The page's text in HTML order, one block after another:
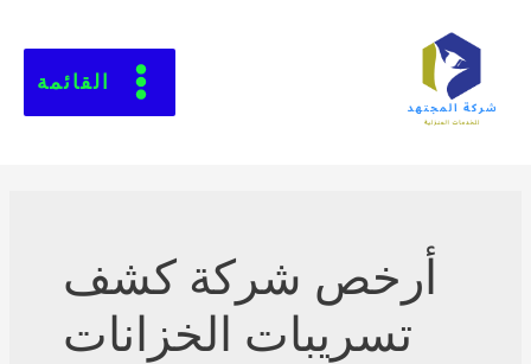
القائمة
أرخص شركة كشف
تسريبات الخزانات